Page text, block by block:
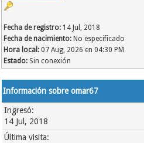
Fecha de registro: 14 Jul, 2018
Fecha de nacimiento: No especificado
Hora local: 07 Aug, 2026 en 04:30 PM
Estado: Sin conexión
Información sobre omar67
Ingresó:
14 Jul, 2018
Última visita: